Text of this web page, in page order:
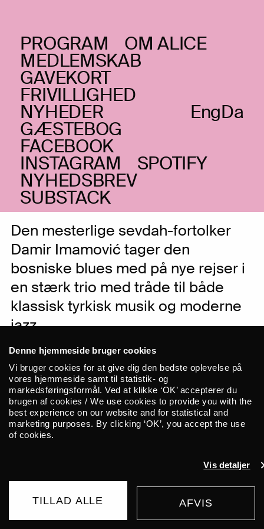
Denne hjemmeside bruger cookies
Vi bruger cookies for at give dig den bedste oplevelse på
vores hjemmeside samt til statistik- og
markedsføringsformål. Ved at klikke ‘OK’ accepterer du
brugen af cookies / We use cookies to provide you with the
best experience on our website and for statistical and
marketing purposes. By clicking ‘OK’, you accept the use
of cookies.
Vis detaljer
TILLAD ALLE AFVIS
PROGRAM OM ALICE
MEDLEMSKAB
GAVEKORT
FRIVILLIGHED
NYHEDER Da
Eng
GÆSTEBOG
FACEBOOK
INSTAGRAM SPOTIFY
NYHEDSBREV
SUBSTACK
TORSDAG _14.10.21
Damir Imamović feat.
Derya Turkan & Greg
Cohen(BA/TR/US)
Sevdah
UDSOLGT
Den mesterlige sevdah-fortolker
Damir Imamović tager den
bosniske blues med på nye rejser i
en stærk trio med tråde til både
klassisk tyrkisk musik og moderne
jazz.
Bemærk: Koncerten er flyttet til
Musikhuset København på Vesterbro.
Unumm. siddepladser.
Damir Imamović regnes som en af de
fremmeste moderne fortolkere af den
traditionsrige sevdah – ofte omtalt som
musikkens sørgmodige poesi. Ordet
kommer fra det tyrkiske “sevda”,
kærlighed, der igen stammer fra det